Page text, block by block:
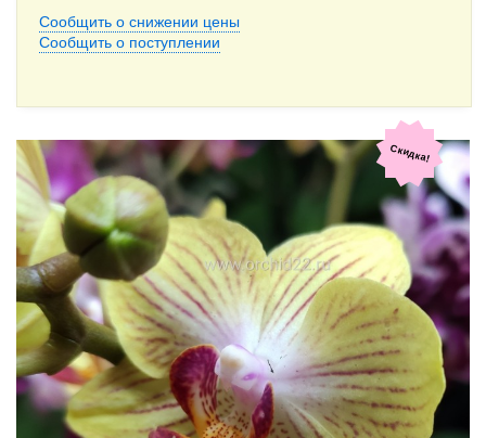
Сообщить о снижении цены
Сообщить о поступлении
Скидка!